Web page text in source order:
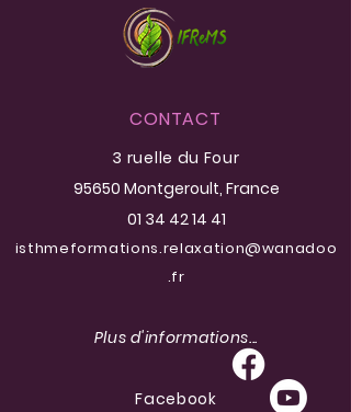
La somathérapie en
milieu hospitalier
CONTACT
3 ruelle du Four
95650 Montgeroult, France
01 34 42 14 41
isthmeformations.relaxation@wanadoo
.fr
Plus d'informations...
Facebook